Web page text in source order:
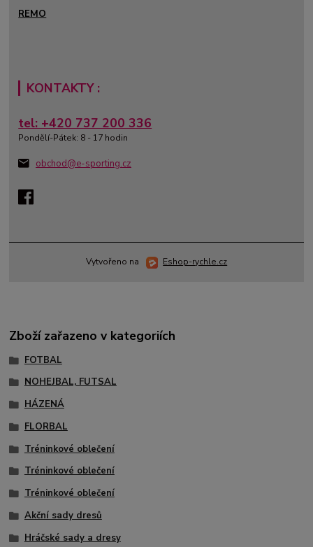
REMO
KONTAKTY :
tel: +420 737 200 336
Pondělí-Pátek: 8 - 17 hodin
obchod@e-sporting.cz
Vytvořeno na Eshop-rychle.cz
Zboží zařazeno v kategoriích
FOTBAL
NOHEJBAL, FUTSAL
HÁZENÁ
FLORBAL
Tréninkové oblečení
Tréninkové oblečení
Tréninkové oblečení
Akční sady dresů
Hráčské sady a dresy